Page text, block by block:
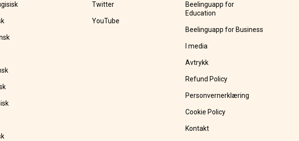
Twitter
YouTube
Beelinguapp for
Education
Beelinguapp for Business
I media
Avtrykk
Refund Policy
Personvernerklæring
Cookie Policy
Kontakt